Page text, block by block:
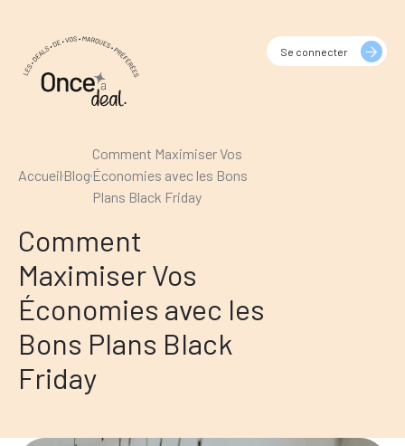
Accueil Blog
Comment Maximiser Vos
Économies avec les Bons
Plans Black Friday
Comment
Maximiser Vos
Économies avec les
Bons Plans Black
Friday
Se connecter